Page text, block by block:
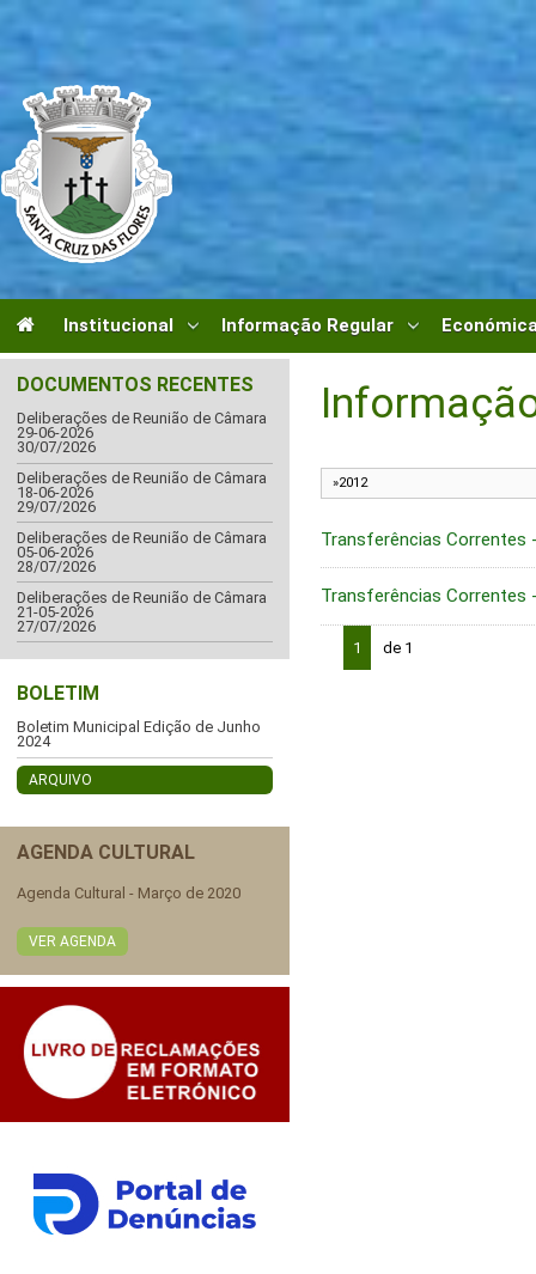
Institucional Informação Regular
DOCUMENTOS RECENTES
Deliberações de Reunião de Câmara
29-06-2026
30/07/2026
Deliberações de Reunião de Câmara
18-06-2026
29/07/2026
Deliberações de Reunião de Câmara
05-06-2026
28/07/2026
Deliberações de Reunião de Câmara
21-05-2026
27/07/2026
BOLETIM
Boletim Municipal Edição de Junho
2024
ARQUIVO
AGENDA CULTURAL
Agenda Cultural - Março de 2020
VER AGENDA
Transferências Correntes
Transferências Correntes
1 de 1